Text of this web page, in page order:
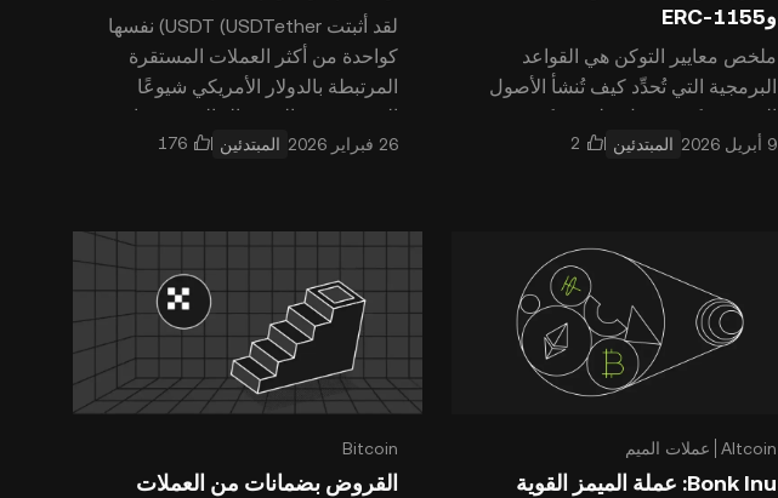
وERC-1155
ملخص معايير التوكن هي القواعد
البرمجية التي تُحدِّد كيف تُنشأ الأصول
الرقمية وكيف تعمل على شبكة
إيثيريوم (Ethereum). إذا كنت تتساءلالمبتدئين
لقد أثبتت USDT (USDTether) نفسها
كواحدة من أكثر العملات المستقرة
المرتبطة بالدولار الأمريكي شيوعًا
المتوفرة في الوقت الحالي. حيث إن
التقلبات المنخفضةالمبتدئين
Altcoin عملات الميم
Bonk Inu: عملة الميمز القوية
Bitcoin
القروض بضمانات من العملات